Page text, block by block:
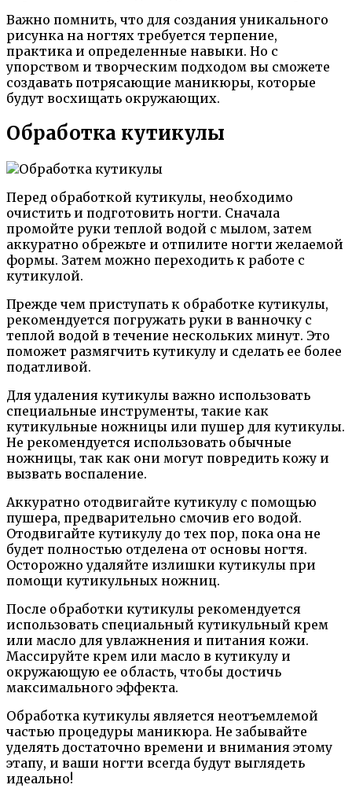
Важно помнить, что для создания уникального
рисунка на ногтях требуется терпение,
практика и определенные навыки. Но с
упорством и творческим подходом вы сможете
создавать потрясающие маникюры, которые
будут восхищать окружающих.
Обработка кутикулы
Перед обработкой кутикулы, необходимо
очистить и подготовить ногти. Сначала
промойте руки теплой водой с мылом, затем
аккуратно обрежьте и отпилите ногти желаемой
формы. Затем можно переходить к работе с
кутикулой.
Прежде чем приступать к обработке кутикулы,
рекомендуется погружать руки в ванночку с
теплой водой в течение нескольких минут. Это
поможет размягчить кутикулу и сделать ее более
податливой.
Для удаления кутикулы важно использовать
специальные инструменты, такие как
кутикульные ножницы или пушер для кутикулы.
Не рекомендуется использовать обычные
ножницы, так как они могут повредить кожу и
вызвать воспаление.
Аккуратно отодвигайте кутикулу с помощью
пушера, предварительно смочив его водой.
Отодвигайте кутикулу до тех пор, пока она не
будет полностью отделена от основы ногтя.
Осторожно удаляйте излишки кутикулы при
помощи кутикульных ножниц.
После обработки кутикулы рекомендуется
использовать специальный кутикульный крем
или масло для увлажнения и питания кожи.
Массируйте крем или масло в кутикулу и
окружающую ее область, чтобы достичь
максимального эффекта.
Обработка кутикулы является неотъемлемой
частью процедуры маникюра. Не забывайте
уделять достаточно времени и внимания этому
этапу, и ваши ногти всегда будут выглядеть
идеально!